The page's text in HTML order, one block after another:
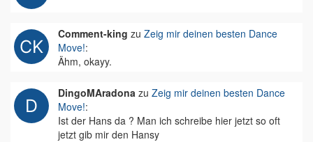
Comment-king zu Zeig mir deinen besten Dance
Move!:
Ähm, okayy.
DingoMAradona zu Zeig mir deinen besten Dance
Move!:
Ist der Hans da ? Man ich schreibe hier jetzt so oft
jetzt gib mir den Hansy